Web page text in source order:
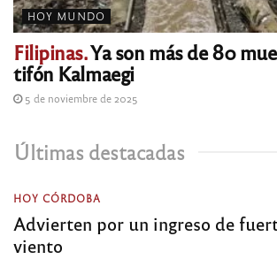
HOY MUNDO
Filipinas.Ya son más de 80
tifón Kalmaegi
5 de noviembre de 2025
Últimas destacadas
HOY CÓRDOBA
Advierten por un ingreso de
viento